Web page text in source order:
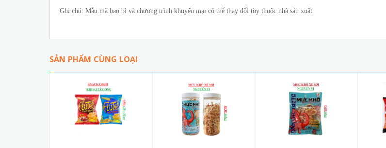
Ghi chú: Mẫu mã bao bì và chương trình khuyến mại có thể thay đổi tùy thuộc nhà sản xuất.
SẢN PHẨM CÙNG LOẠI